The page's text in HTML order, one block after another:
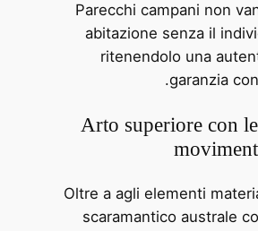
Parecchi campani non
abitazione senza il
ritenendolo una
garanzia
Arto superiore con
Oltre a agli elementi
scaramantico australe